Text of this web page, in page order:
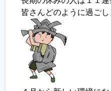
履歴書ジェネレーター
皆さんどのように過ごし